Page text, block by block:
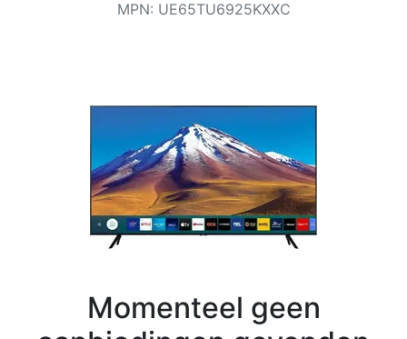
Voorwaarden
MPN: UE65TU6925KXXC
Momenteel geen